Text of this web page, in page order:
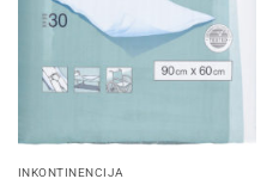
INKONTINENCIJA